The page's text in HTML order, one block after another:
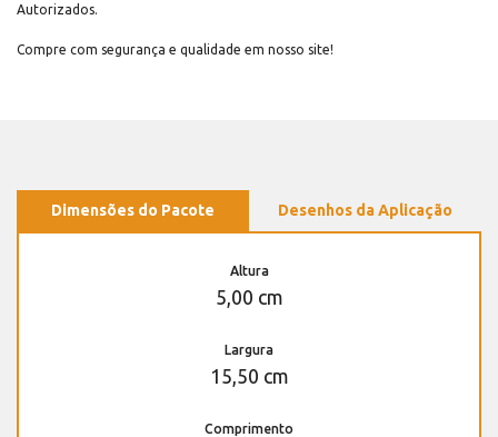
Autorizados.
Compre com segurança e qualidade em nosso site!
Dimensões do Pacote Desenhos da Aplicação
Altura
5,00 cm
Largura
15,50 cm
Comprimento